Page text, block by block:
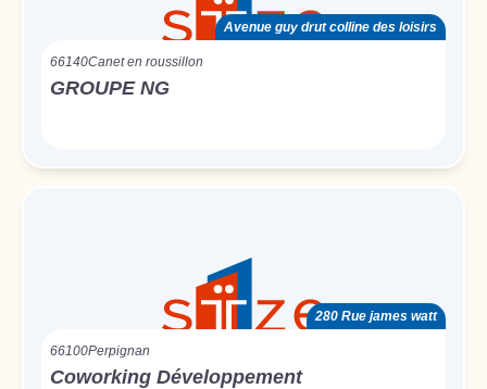
Avenue guy drut colline des loisirs
66140Canet en roussillon
GROUPE NG
280 Rue james watt
66100Perpignan
Coworking Développement